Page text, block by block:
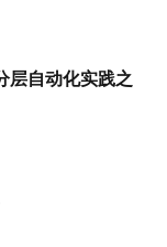
层自动化实践之